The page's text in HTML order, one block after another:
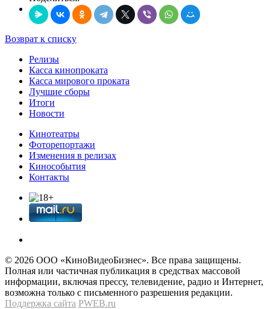
Возврат к списку
Релизы
Касса кинопроката
Касса мирового проката
Лучшие сборы
Итоги
Новости
Кинотеатры
Фоторепортажи
Изменения в релизах
Кинособытия
Контакты
© 2026 OOО «КиноВидеоБизнес». Все права защищены.
Полная или частичная публикация в средствах массовой
информации, включая прессу, телевидение, радио и Интернет,
возможна только с письменного разрешения редакции.
Поддержка сайта PWEB.ru